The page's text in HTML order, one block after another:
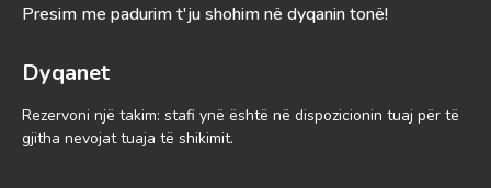
Presim me padurim t'ju shohim në dyqanin tonë!
Dyqanet
Rezervoni një takim: stafi ynë është në dispozicionin tuaj për të
gjitha nevojat tuaja të shikimit.